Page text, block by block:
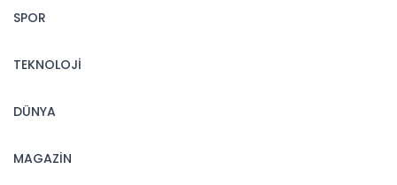
SPOR
TEKNOLOJİ
DÜNYA
MAGAZİN